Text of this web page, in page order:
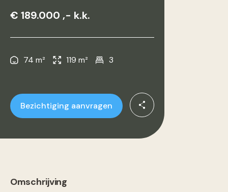
€ 189.000 ,- k.k.
74 m² 119 m² 3
Bezichtiging aanvragen
Omschrijving